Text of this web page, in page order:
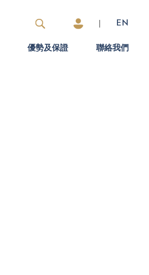
EN
優勢及保證 聯絡我們